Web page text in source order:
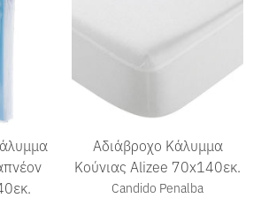
Αδιάβροχο Κάλυμμα
Κούνιας Alizee 70x140εκ.
Candido Penalba